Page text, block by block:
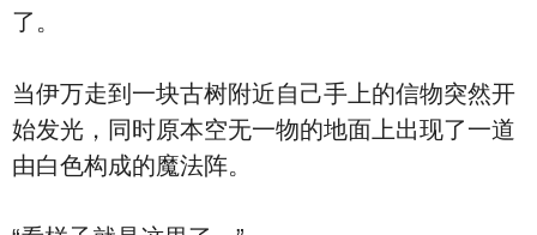
了。
当伊万走到一块古树附近自己手上的信物突然开
始发光，同时原本空无一物的地面上出现了一道
由白色构成的魔法阵。